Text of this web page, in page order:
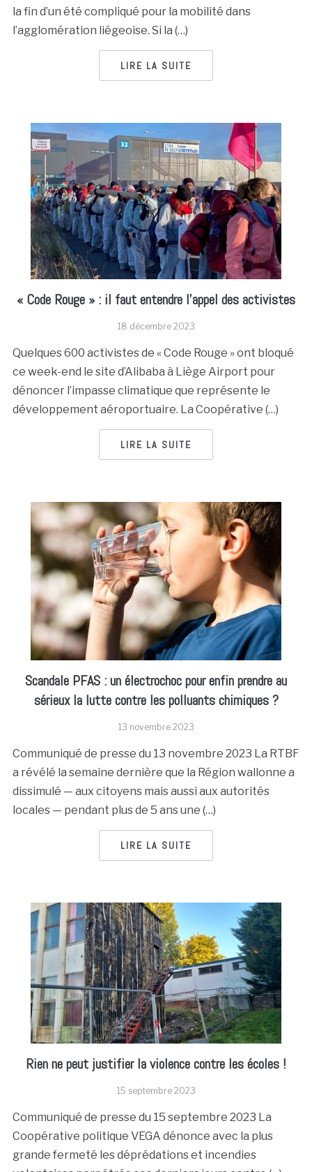
la fin d’un été compliqué pour la mobilité dans
l’agglomération liégeoise. Si la (…)
LIRE LA SUITE
« Code Rouge » : il faut entendre l’appel des activistes
18 décembre 2023
Quelques 600 activistes de « Code Rouge » ont bloqué
ce week-end le site d’Alibaba à Liège Airport pour
dénoncer l’impasse climatique que représente le
développement aéroportuaire. La Coopérative (…)
LIRE LA SUITE
Scandale PFAS : un électrochoc pour enfin prendre au
sérieux la lutte contre les polluants chimiques ?
13 novembre 2023
Communiqué de presse du 13 novembre 2023 La RTBF
a révélé la semaine dernière que la Région wallonne a
dissimulé — aux citoyens mais aussi aux autorités
locales — pendant plus de 5 ans une (…)
LIRE LA SUITE
Rien ne peut justifier la violence contre les écoles !
15 septembre 2023
Communiqué de presse du 15 septembre 2023 La
Coopérative politique VEGA dénonce avec la plus
grande fermeté les déprédations et incendies